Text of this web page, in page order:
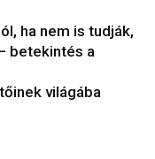
ha nem is tudják,
betekintés a
világába